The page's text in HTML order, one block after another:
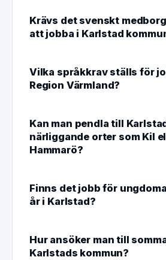
Krävs det svenskt
att jobba i Karlstad
Vilka språkkrav ställs för
Region Värmland?
Kan man pendla till
närliggande orter som Kil
Hammarö?
Finns det jobb för
år i Karlstad?
Hur ansöker man till
Karlstads kommun?